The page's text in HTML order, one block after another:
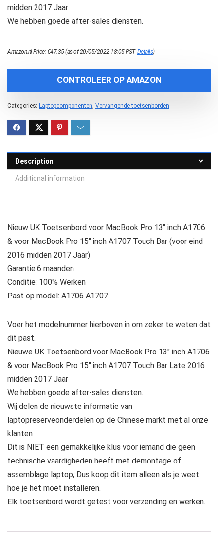
midden 2017 Jaar
We hebben goede after-sales diensten.
Amazon.nl Price:€47.35(as of 20/05/2022 18:05 PST-Details)
CONTROLEER OP AMAZON
Categories: Laptopcomponenten Vervangende toetsenborden
Description
Additional information
Nieuw UK Toetsenbord voor MacBook Pro 13″ inch A1706
& voor MacBook Pro 15″ inch A1707 Touch Bar (voor eind
2016 midden 2017 Jaar)
Garantie:6 maanden
Conditie: 100% Werken
Past op model: A1706 A1707
Voer het modelnummer hierboven in om zeker te weten dat
dit past.
Nieuwe UK Toetsenbord voor MacBook Pro 13″ inch A1706
& voor MacBook Pro 15″ inch A1707 Touch Bar Late 2016
midden 2017 Jaar
We hebben goede after-sales diensten.
Wij delen de nieuwste informatie van
laptopreserveonderdelen op de Chinese markt met al onze
klanten
Dit is NIET een gemakkelijke klus voor iemand die geen
technische vaardigheden heeft met demontage of
assemblage laptop, Dus koop dit item alleen als je weet
hoe je het moet installeren.
Elk toetsenbord wordt getest voor verzending en werken.